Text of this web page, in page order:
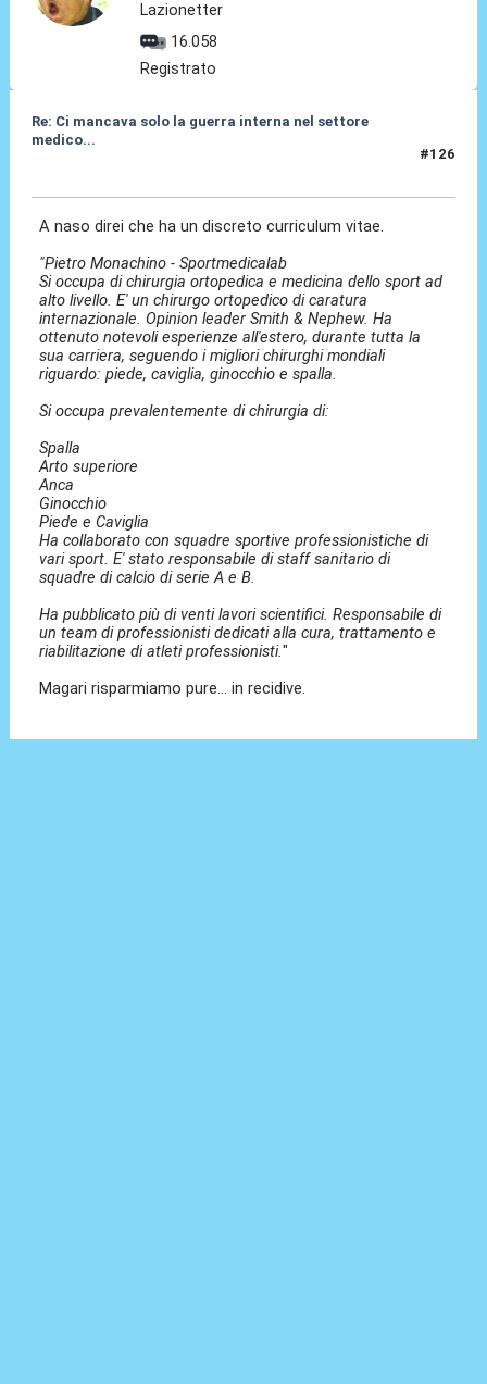
Lazionetter
16.058
Registrato
Re: Ci mancava solo la guerra interna nel settore
medico...
#126
A naso direi che ha un discreto curriculum vitae.
"Pietro Monachino - Sportmedicalab
Si occupa di chirurgia ortopedica e medicina dello sport ad
alto livello. E' un chirurgo ortopedico di caratura
internazionale. Opinion leader Smith & Nephew. Ha
ottenuto notevoli esperienze all'estero, durante tutta la
sua carriera, seguendo i migliori chirurghi mondiali
riguardo: piede, caviglia, ginocchio e spalla.
Si occupa prevalentemente di chirurgia di:
Spalla
Arto superiore
Anca
Ginocchio
Piede e Caviglia
Ha collaborato con squadre sportive professionistiche di
vari sport. E' stato responsabile di staff sanitario di
squadre di calcio di serie A e B.
Ha pubblicato più di venti lavori scientifici. Responsabile di
un team di professionisti dedicati alla cura, trattamento e
riabilitazione di atleti professionisti."
Magari risparmiamo pure... in recidive.